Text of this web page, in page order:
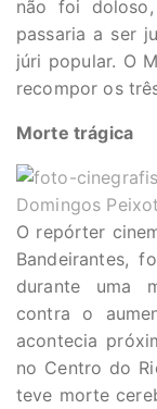
não foi
passaria a ser
júri popular. O
recompor os
Morte trágica
O repórter
Bandeirantes,
durante uma
contra o
acontecia
no Centro do
teve morte